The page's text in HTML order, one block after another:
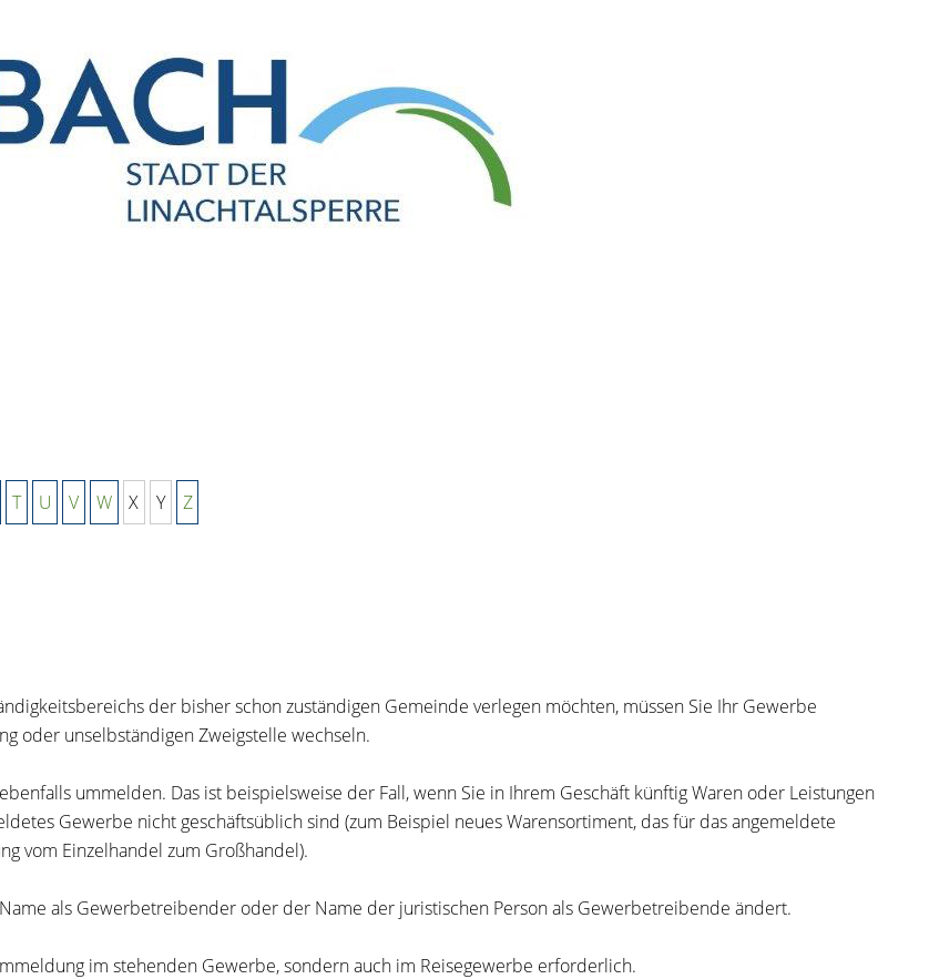
T U V W X Y Z
der bisher schon zuständigen Gemeinde verlegen möchten, müssen Sie Ihr Gewerbe
oder unselbständigen Zweigstelle wechseln.
ummelden. Das ist beispielsweise der Fall, wenn Sie in Ihrem Geschäft künftig Waren oder Leistungen
Gewerbe nicht geschäftsüblich sind (zum Beispiel neues Warensortiment, das für das angemeldete
vom Einzelhandel zum Großhandel).
als Gewerbetreibender oder der Name der juristischen Person als Gewerbetreibende ändert.
im stehenden Gewerbe, sondern auch im Reisegewerbe erforderlich.